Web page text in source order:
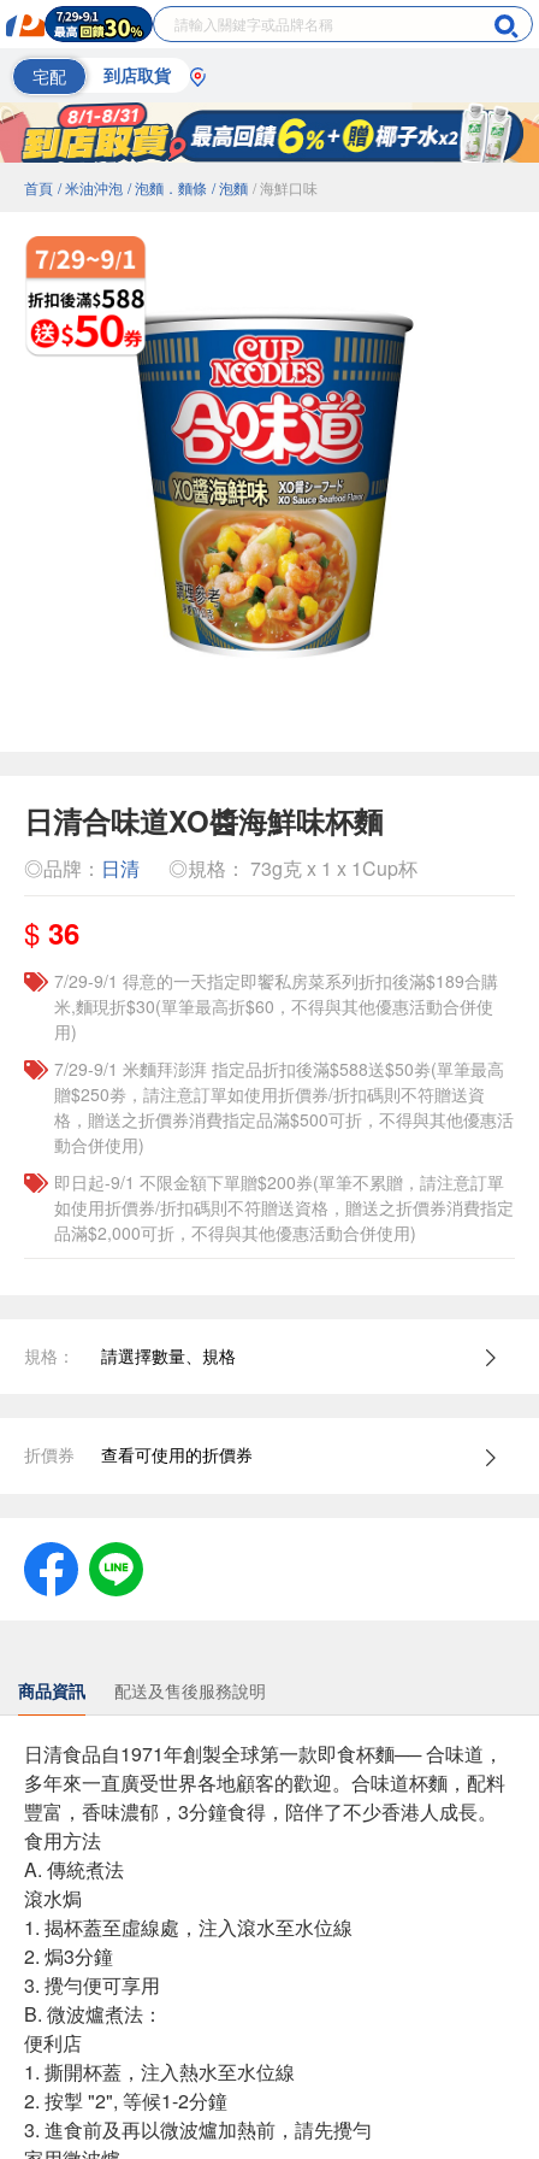
宅配 到店取貨
首頁 / 米油沖泡 / 泡麵．麵條 / 泡麵 / 海鮮口味
日清合味道XO醬海鮮味杯麵
◎品牌： 日清 ◎規格： 73g克 x 1 x 1Cup杯
$ 36
7/29-9/1 得意的一天指定即饗私房菜系列折扣後滿$189合購
米,麵現折$30(單筆最高折$60，不得與其他優惠活動合併使
用)
7/29-9/1 米麵拜澎湃 指定品折扣後滿$588送$50劵(單筆最高
贈$250劵，請注意訂單如使用折價券/折扣碼則不符贈送資
格，贈送之折價券消費指定品滿$500可折，不得與其他優惠活
動合併使用)
即日起-9/1 不限金額下單贈$200券(單筆不累贈，請注意訂單
如使用折價券/折扣碼則不符贈送資格，贈送之折價券消費指定
品滿$2,000可折，不得與其他優惠活動合併使用)
規格： 請選擇數量、規格
折價券 查看可使用的折價券
商品資訊 配送及售後服務說明
日清食品自1971年創製全球第一款即食杯麵── 合味道，
多年來一直廣受世界各地顧客的歡迎。合味道杯麵，配料
豐富，香味濃郁，3分鐘食得，陪伴了不少香港人成長。
食用方法
A. 傳統煮法
滾水焗
1. 揭杯蓋至虛線處，注入滾水至水位線
2. 焗3分鐘
3. 攪勻便可享用
B. 微波爐煮法：
便利店
1. 撕開杯蓋，注入熱水至水位線
2. 按掣 "2", 等候1-2分鐘
3. 進食前及再以微波爐加熱前，請先攪勻